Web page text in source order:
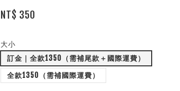
NT$ 350
大小
訂金｜全款1350（需補尾款＋國際運費）
全款1350（需補國際運費）